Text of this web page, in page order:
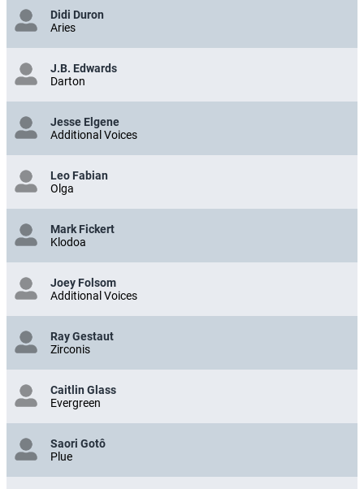
Didi Duron
Aries
J.B. Edwards
Darton
Jesse Elgene
Additional Voices
Leo Fabian
Olga
Mark Fickert
Klodoa
Joey Folsom
Additional Voices
Ray Gestaut
Zirconis
Caitlin Glass
Evergreen
Saori Gotô
Plue